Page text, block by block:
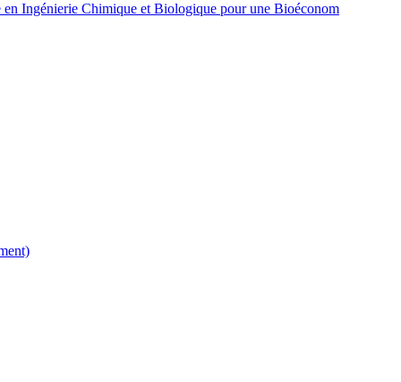
Ingénierie Chimique et Biologique pour une Bioéconom